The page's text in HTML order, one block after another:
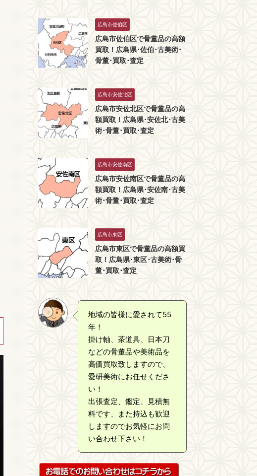
広島市佐伯区
広島市佐伯区で骨董品の高額
買取！広島県･佐伯･古美術･
骨董･買取･査定
広島市安佐北区
広島市安佐北区で骨董品の高
額買取！広島県･安佐北･古美
術･骨董･買取･査定
広島市安佐南区
広島市安佐南区で骨董品の高
額買取！広島県･安佐南･古美
術･骨董･買取･査定
広島市東区
広島市東区で骨董品の高額買
取！広島県･東区･古美術･骨
董･買取･査定
地域の皆様に愛されて55
年！
掛け軸、茶道具、日本刀
などの骨董品や美術品を
高価買取致しますので、
愛研美術にお任せくださ
い！
出張査定、鑑定、見積無
料です、また持込も歓迎
しますのでお気軽にお問
い合わせ下さい！